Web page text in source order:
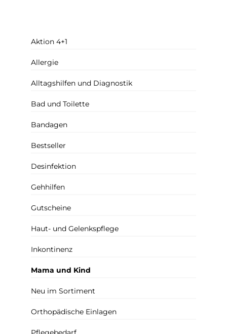
Aktion 4+1
Allergie
Alltagshilfen und Diagnostik
Bad und Toilette
Bandagen
Bestseller
Desinfektion
Gehhilfen
Gutscheine
Haut- und Gelenkspflege
Inkontinenz
Mama und Kind
Neu im Sortiment
Orthopädische Einlagen